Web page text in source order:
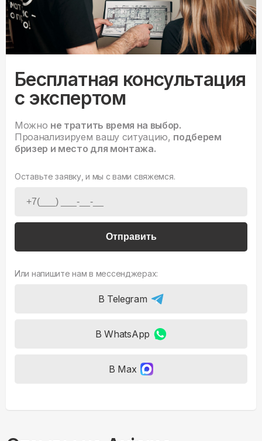
Бесплатная консультация
с экспертом
Можно не тратить время на выбор.
Проанализируем вашу ситуацию, подберем
бризер и место для монтажа.
Оставьте заявку, и мы с вами свяжемся.
Отправить
Или напишите нам в мессенджерах:
В Telegram
В WhatsApp
В Max